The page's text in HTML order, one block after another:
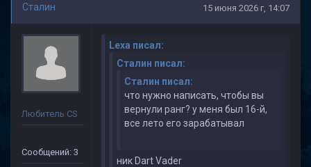
Cталин 15 июня 2026 г, 14:07
Любитель CS
Сообщений: 3
Lexa писал:
Cталин писал:
Cталин писал:
что нужно написать, чтобы вы
вернули ранг? у меня был 16-й,
все лето его зарабатывал
ник Dart Vader